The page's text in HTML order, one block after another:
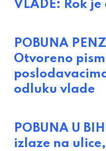
VLADE: Rok
POBUNA
Otvoreno
odluku vlade
POBUNA U
izlaze na